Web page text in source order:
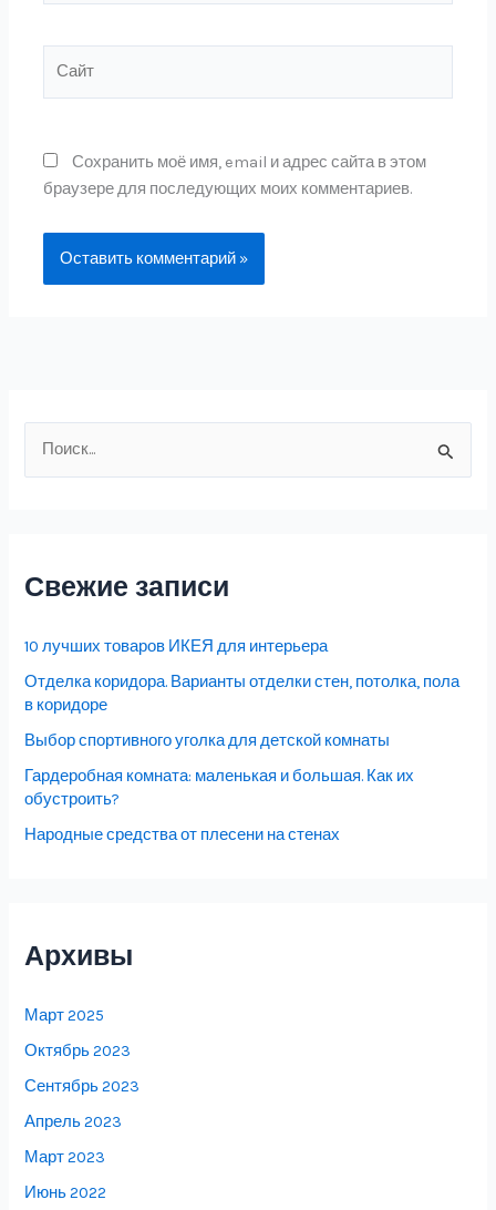
Сохранить моё имя, email и адрес сайта в этом
браузере для последующих моих комментариев.
:Свежие записи
10 лучших товаров ИКЕЯ для интерьера
Отделка коридора. Варианты отделки стен, потолка, пола
в коридоре
Выбор спортивного уголка для детской комнаты
Гардеробная комната: маленькая и большая. Как их
обустроить?
Народные средства от плесени на стенах
Архивы
Март 2025
Октябрь 2023
Сентябрь 2023
Апрель 2023
Март 2023
Июнь 2022